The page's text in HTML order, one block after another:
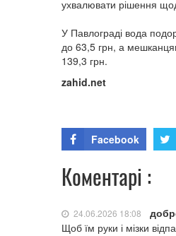
ухвалювати рішення
У Павлограді вода
до 63,5 грн, а
139,3 грн.
zahid.net
Facebook
Коментарі :
24.06.2026 18:08
Щоб їм руки і мізки